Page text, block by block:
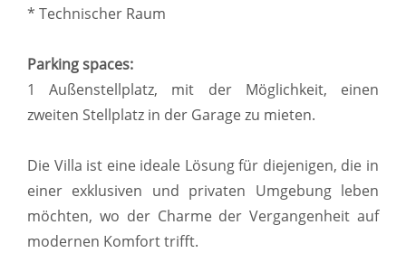
* Technischer Raum
Parking spaces:
1 Außenstellplatz, mit der Möglichkeit, einen
zweiten Stellplatz in der Garage zu mieten.
Die Villa ist eine ideale Lösung für diejenigen, die in
einer exklusiven und privaten Umgebung leben
möchten, wo der Charme der Vergangenheit auf
modernen Komfort trifft.